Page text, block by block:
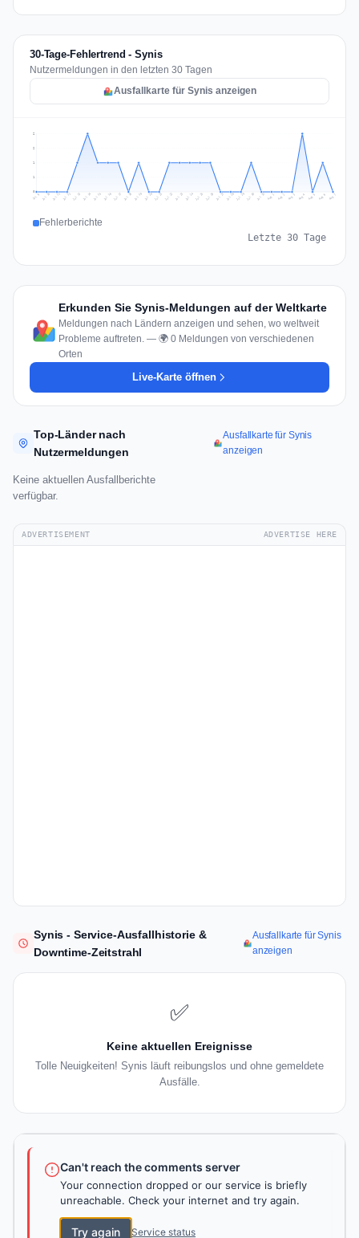
30-Tage-Fehlertrend - Synis
Nutzermeldungen in den letzten 30 Tagen
Ausfallkarte für Synis anzeigen
1
1
2
2
Jul 9 Jul 10 Jul 11 Jul 12 Jul 13 Jul 14 Jul 15 Jul 16 Jul 17 Jul 18 Jul 19 Jul 20 Jul 21 Jul 22 Jul 23 Jul 24 Jul 25 Jul 26 Jul 27 Jul 28 Jul 29 Jul 30 Jul 31 Aug 1 Aug 2 Aug 3 Aug 4 Aug 5 Aug 6 Aug 7
Fehlerberichte
Letzte 30 Tage
Erkunden Sie Synis-Meldungen auf der Weltkarte
Meldungen nach Ländern anzeigen und sehen, wo weltweit
Probleme auftreten. — 🌍 0 Meldungen von verschiedenen
Orten
Live-Karte öffnen
Top-Länder nach
Nutzermeldungen
Ausfallkarte für Synis
anzeigen
Keine aktuellen Ausfallberichte
verfügbar.
ADVERTISEMENT ADVERTISE HERE
Synis - Service-Ausfallhistorie &
Downtime-Zeitstrahl
Ausfallkarte für Synis
anzeigen
✅
Keine aktuellen Ereignisse
Tolle Neuigkeiten! Synis läuft reibungslos und ohne gemeldete
Ausfälle.
Can't reach the comments server
Your connection dropped or our service is briefly
unreachable. Check your internet and try again.
Try again Service status